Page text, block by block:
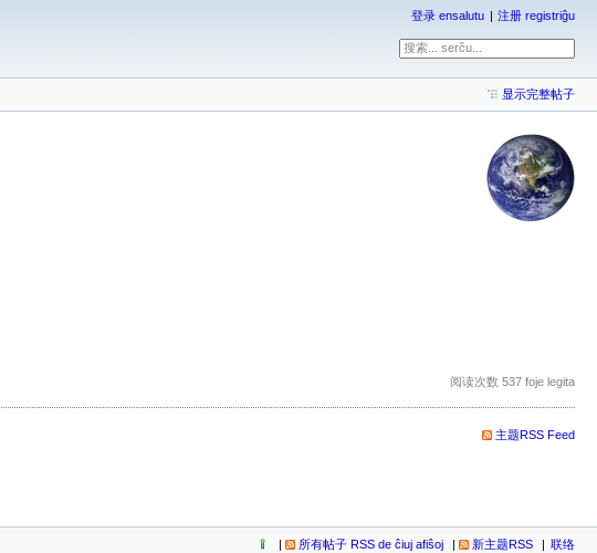
登录 ensalutu 注册 registriĝu
显示完整帖子
阅读次数 537 foje legita
主题RSS Feed
所有帖子 RSS de ĉiuj afiŝoj 新主题RSS 联络